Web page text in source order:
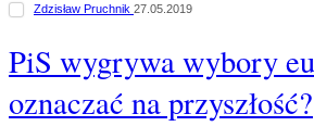
Zdzisław Pruchnik 27.05.2019
PiS wygrywa wybory
oznaczać na przyszłość?